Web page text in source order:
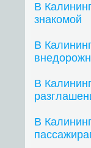
В
знакомой
В
В
В